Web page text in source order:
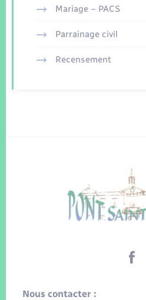
Mariage – PACS
Parrainage civil
Recensement
Nous contacter :